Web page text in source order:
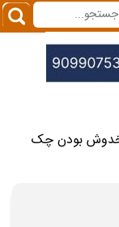
بودن چک